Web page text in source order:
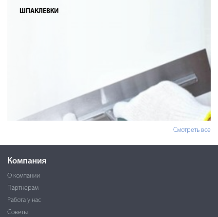
ШПАКЛЕВКИ
Смотреть все
Компания
О компании
Партнерам
Работа у нас
Советы